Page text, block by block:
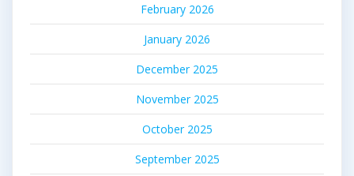
February 2026
January 2026
December 2025
November 2025
October 2025
September 2025